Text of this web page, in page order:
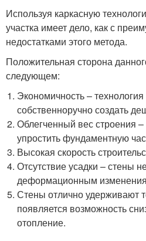
Используя каркасную
участка имеет дело, как с
недостатками этого метода.
Положительная сторона
следующем:
Экономичность –
собственноручно создать
Облегченный вес строения –
упростить фундаментную
Высокая скорость
Отсутствие усадки – стены
деформационным
Стены отлично удерживают
появляется возможность
отопление.